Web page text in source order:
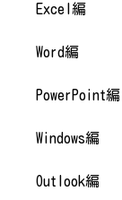
Excel編
Word編
PowerPoint編
Windows編
Outlook編